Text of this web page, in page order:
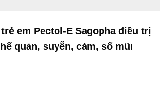
em Pectol-E Sagopha điều trị
quản, suyễn, cảm, sổ mũi